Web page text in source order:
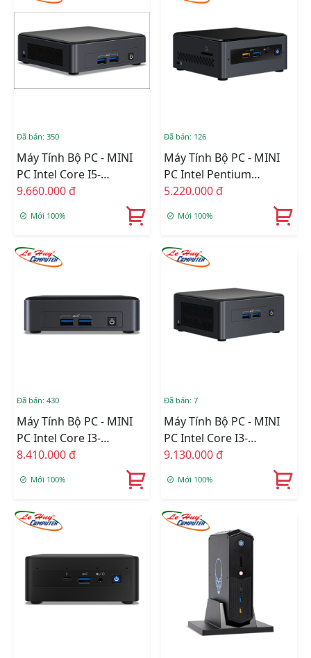
Đã bán: 350
Máy Tính Bộ PC - MINI
PC Intel Core I5-
1135G7/Intel Iris Xe
Graphics/Ram Option/Ổ
Cứng Option/Dos
9.660.000 đ
Mới 100%
Đã bán: 126
Máy Tính Bộ PC - MINI
PC Intel Pentium
J5005/Intel UHD
605/Ram Option/Ổ Cứng
Option/Dos
5.220.000 đ
Mới 100%
Đã bán: 430
Máy Tính Bộ PC - MINI
PC Intel Core I3-
1115G4/Intel UHD
Graphics/Ram Option/Ổ
Cứng Option/Dos
8.410.000 đ
Mới 100%
Đã bán: 7
Máy Tính Bộ PC - MINI
PC Intel Core I3-
1115G4/Intel UHD
Graphics/Ram Option/Ổ
Cứng Option/Dos
9.130.000 đ
Mới 100%